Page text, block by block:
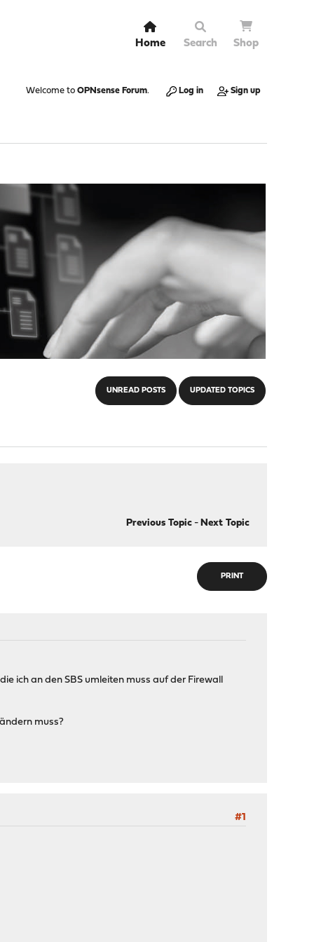
Home Search Shop
Welcome to OPNsense Forum. Log in Sign up
UNREAD POSTS UPDATED TOPICS
Previous Topic- Next Topic
PRINT
ich an den SBS umleiten muss auf der Firewall
muss?
#1